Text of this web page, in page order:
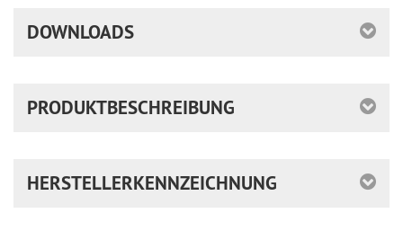
DOWNLOADS
PRODUKTBESCHREIBUNG
HERSTELLERKENNZEICHNUNG